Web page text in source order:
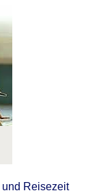
Reisezeit